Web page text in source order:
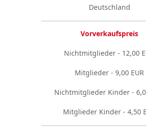
Deutschland
Vorverkaufspreis
Nichtmitglieder - 12,00
Mitglieder - 9,00 EUR
Nichtmitglieder Kinder -
Mitglieder Kinder - 4,50